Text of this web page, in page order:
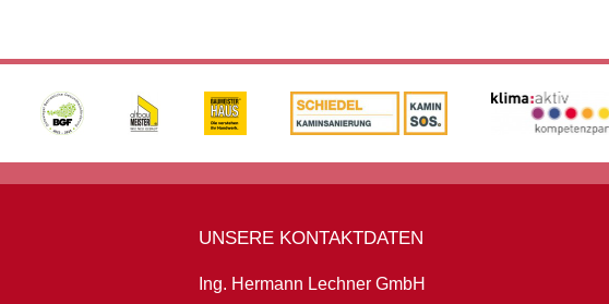
UNSERE KONTAKTDATEN
Ing. Hermann Lechner GmbH